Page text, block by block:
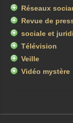
Réseaux
Revue de
sociale et
Télévision
Veille
Vidéo mystère